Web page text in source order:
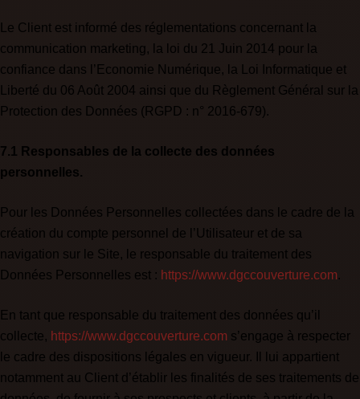
Le Client est informé des réglementations concernant la
communication marketing, la loi du 21 Juin 2014 pour la
confiance dans l’Economie Numérique, la Loi Informatique et
Liberté du 06 Août 2004 ainsi que du Règlement Général sur la
Protection des Données (RGPD : n° 2016-679).
7.1 Responsables de la collecte des données
personnelles.
Pour les Données Personnelles collectées dans le cadre de la
création du compte personnel de l’Utilisateur et de sa
navigation sur le Site, le responsable du traitement des
Données Personnelles est : https://www.dgccouverture.com.
En tant que responsable du traitement des données qu’il
collecte, https://www.dgccouverture.com s’engage à respecter
le cadre des dispositions légales en vigueur. Il lui appartient
notamment au Client d’établir les finalités de ses traitements de